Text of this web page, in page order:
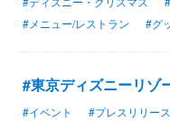
#メニュー/レストラン
#グ
#東京ディズニーリゾ
#イベント #プレスリリース